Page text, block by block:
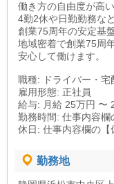
働き方の自由度が高い
4勤2休や日勤勤務な
創業75周年の安定基
地域密着で創業75周
安心して働けます。
職種: ドライバー・
雇用形態: 正社員
給与: 月給 25万円 〜
勤務時間: 仕事内容
休日: 仕事内容欄の【
勤務地